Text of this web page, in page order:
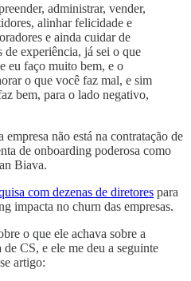
administrar, vender,
alinhar felicidade e
e ainda cuidar de
de experiência, já sei o que
eu faço muito bem, e o
o que você faz mal, e sim
bem, para o lado negativo,
não está na contratação de
de onboarding poderosa como
Biava.
com dezenas de diretores para
impacta no churn das empresas.
o que ele achava sobre a
CS, e ele me deu a seguinte
artigo: